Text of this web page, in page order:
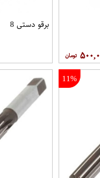
برقو دستی 8
11%